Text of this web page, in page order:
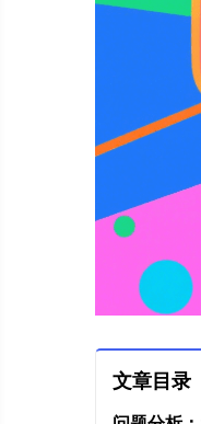
文章目录